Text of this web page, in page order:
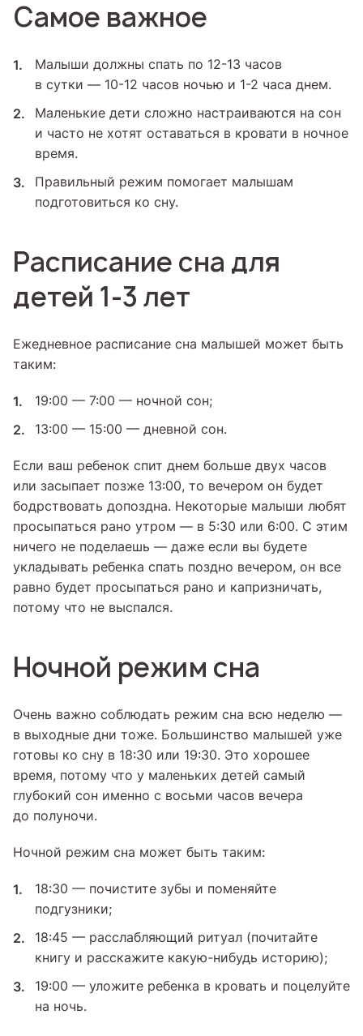
Самое важное
Малыши должны спать по 12-13 часов
в сутки — 10-12 часов ночью и 1-2 часа днем.
Маленькие дети сложно настраиваются на сон
и часто не хотят оставаться в кровати в ночное
время.
Правильный режим помогает малышам
подготовиться ко сну.
Расписание сна для
детей 1-3 лет
Ежедневное расписание сна малышей может быть
таким:
19:00 — 7:00 — ночной сон;
13:00 — 15:00 — дневной сон.
Если ваш ребенок спит днем больше двух часов
или засыпает позже 13:00, то вечером он будет
бодрствовать допоздна. Некоторые малыши любят
просыпаться рано утром — в 5:30 или 6:00. С этим
ничего не поделаешь — даже если вы будете
укладывать ребенка спать поздно вечером, он все
равно будет просыпаться рано и капризничать,
потому что не выспался.
Ночной режим сна
Очень важно соблюдать режим сна всю неделю —
в выходные дни тоже. Большинство малышей уже
готовы ко сну в 18:30 или 19:30. Это хорошее
время, потому что у маленьких детей самый
глубокий сон именно с восьми часов вечера
до полуночи.
Ночной режим сна может быть таким:
18:30 — почистите зубы и поменяйте
подгузники;
18:45 — расслабляющий ритуал (почитайте
книгу и расскажите какую-нибудь историю);
19:00 — уложите ребенка в кровать и поцелуйте
на ночь.